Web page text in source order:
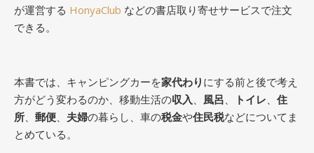
が運営する HonyaClub などの書店取り寄せサービスで注文
できる。
本書では、キャンピングカーを家代わり にする前と後で考え
方がどう変わるのか、移動生活の収入、 風呂、 トイレ、 住
所、 郵便、 夫婦の暮らし、車の税金や住民税などについてま
とめている。